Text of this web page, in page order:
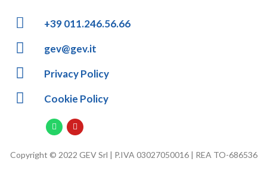
+39 011.246.56.66
gev@gev.it
Privacy Policy
Cookie Policy
Copyright © 2022 GEV Srl | P.IVA 03027050016 | REA TO-686536